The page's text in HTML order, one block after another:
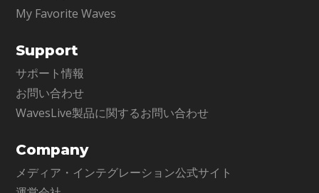
My Favorite Waves
Support
サポート情報
お問い合わせ
WavesLive製品に関するお問い合わせ
Company
メディア・インテグレーション公式サイト